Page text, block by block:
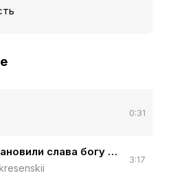
0:31
Мусора остановили слава богу много бабок
3:17